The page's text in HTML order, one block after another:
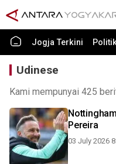
Jogja Terkini
Udinese
Kami mempunyai 425
Pereira
03 July 2026